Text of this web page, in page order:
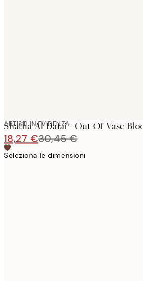
ARTISTI IN EVIDENZA
Shatha Al Dafai - Out Of Vase
18,27 €30,45 €
Seleziona le dimensioni